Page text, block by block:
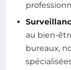
au bien-
bureaux,